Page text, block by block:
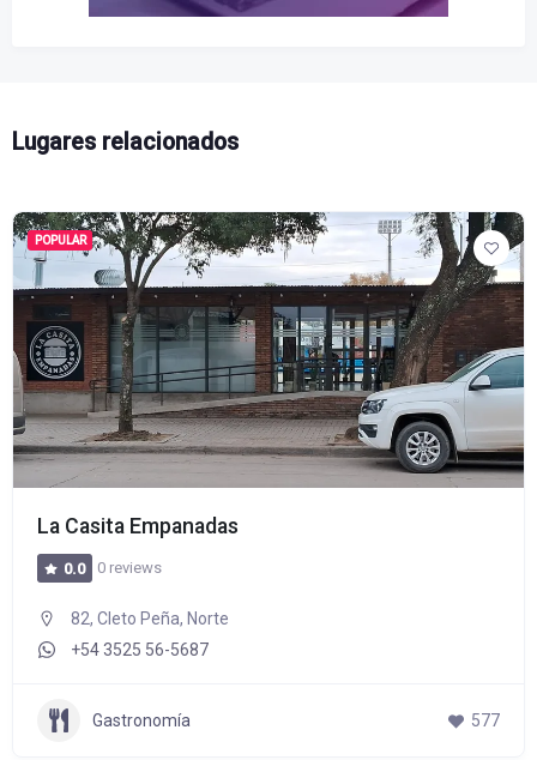
Lugares relacionados
POPULAR
La Casita Empanadas
0.0 0 reviews
82, Cleto Peña, Norte
+54 3525 56-5687
Gastronomía 577